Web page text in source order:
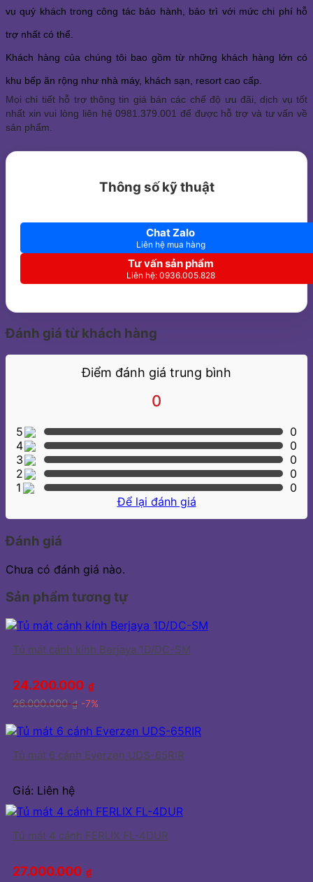
vụ quý khách trong công tác bảo hành, bảo trì với mức chi phí hỗ
trợ nhất có thể.
Khách hàng của chúng tôi bao gồm từ những khách hàng lớn có
khu bếp ăn rộng như nhà máy, khách sạn, resort cao cấp.
Mọi chi tiết hỗ trợ thông tin giá bán các chế độ ưu đãi, dịch vụ tốt
nhất xin vui lòng liên hệ 0981.379.001 để được hỗ trợ và tư vấn về
sản phẩm.
Thông số kỹ thuật
Chat Zalo
Liên hệ mua hàng
Tư vấn sản phẩm
Liên hệ: 0936.005.828
Đánh giá từ khách hàng
Điểm đánh giá trung bình
0
5
0
4
0
3
0
2
0
1
0
Để lại đánh giá
Đánh giá
Chưa có đánh giá nào.
Sản phẩm tương tự
Tủ mát cánh kính Berjaya 1D/DC-SM
24.200.000 ₫
26.000.000₫ -7%
Tủ mát 6 cánh Everzen UDS-65RIR
Giá: Liên hệ
Tủ mát 4 cánh FERLIX FL-4DUR
27.000.000 ₫